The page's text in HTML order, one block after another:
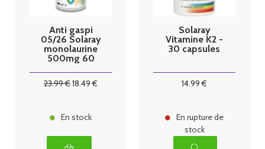
Anti gaspi
05/26 Solaray
monolaurine
500mg 60
23.99€18.49 €
En stock
Solaray
Vitamine K2 -
30 capsules
14.99 €
En rupture de
stock